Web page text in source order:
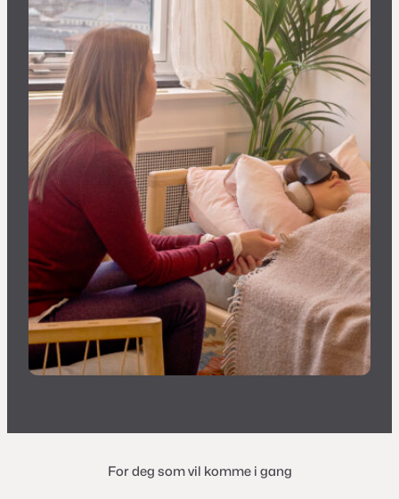
For deg som vil komme i gang